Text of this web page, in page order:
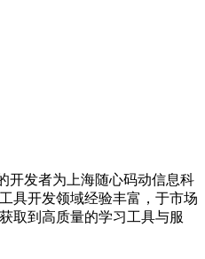
开发者为上海随心码动信息科
具开发领域经验丰富，于市场
取到高质量的学习工具与服